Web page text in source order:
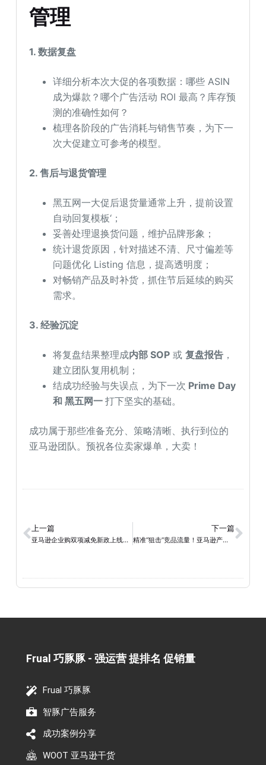
管理
1. 数据复盘
详细分析本次大促的各项数据：哪些 ASIN
成为爆款？哪个广告活动 ROI 最高？库存预
测的准确性如何？
梳理各阶段的广告消耗与销售节奏，为下一
次大促建立可参考的模型。
2. 售后与退货管理
黑五网一大促后退货量通常上升，提前设置
自动回复模板‘；
妥善处理退换货问题，维护品牌形象；
统计退货原因，针对描述不清、尺寸偏差等
问题优化 Listing 信息，提高透明度；
对畅销产品及时补货，抓住节后延续的购买
需求。
3. 经验沉淀
将复盘结果整理成内部 SOP 或复盘报告 ，
建立团队复用机制；
结成功经验与失误点，为下一次 Prime Day
和 黑五网一打下坚实的基础。
成功属于那些准备充分、策略清晰、执行到位的
亚马逊团队。预祝各位卖家爆单，大卖！
上一篇
亚马逊企业购双项减免新政上线，B2B卖家迎来利润新拐点
下一篇
精准“狙击”竞品流量！亚马逊产品定位广告深度解析
Frual 巧豚豚 - 强运营 提排名 促销量​
Frual 巧豚豚
智豚广告服务
成功案例分享
WOOT 亚马逊干货